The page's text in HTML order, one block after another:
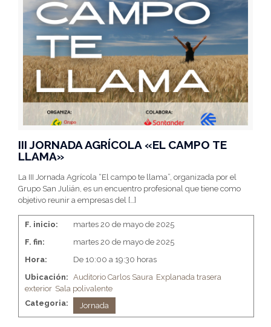
III JORNADA AGRÍCOLA «EL CAMPO TE
LLAMA»
La III Jornada Agrícola “El campo te llama”, organizada por el
Grupo San Julián, es un encuentro profesional que tiene como
objetivo reunir a empresas del […]
F. inicio:
martes 20 de mayo de 2025
F. fin:
martes 20 de mayo de 2025
Hora:
De 10:00 a 19:30 horas
Ubicación: Auditorio Carlos Saura Explanada trasera
exterior Sala polivalente
Categoria:
Jornada